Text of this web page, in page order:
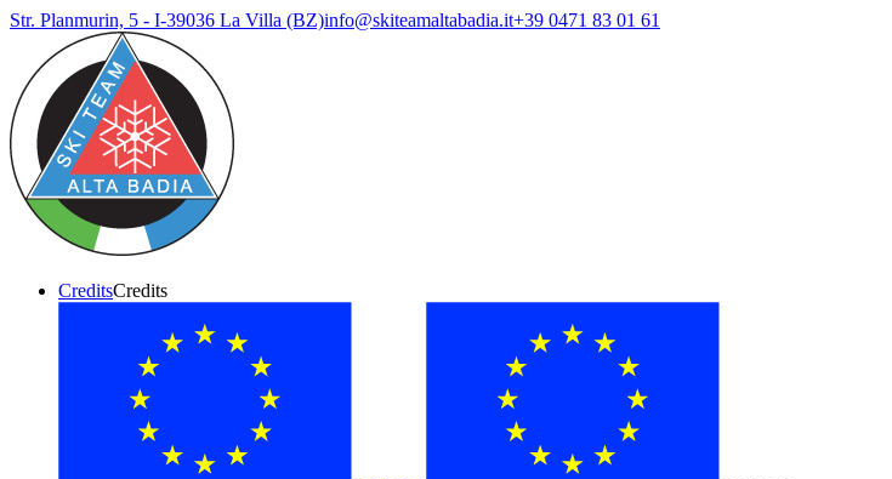
Str. Planmurin, 5 - I-39036 La Villa (BZ)info@skiteamaltabadia.it+39 0471 83 01 61
CreditsCredits